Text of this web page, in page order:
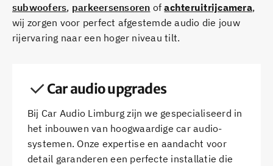
subwoofers, parkeersensoren ofachteruitrijcamera,
wij zorgen voor perfect afgestemde audio die jouw
rijervaring naar een hoger niveau tilt.
Car audio upgrades
Bij Car Audio Limburg zijn we gespecialiseerd in
het inbouwen van hoogwaardige car audio-
systemen. Onze expertise en aandacht voor
detail garanderen een perfecte installatie die